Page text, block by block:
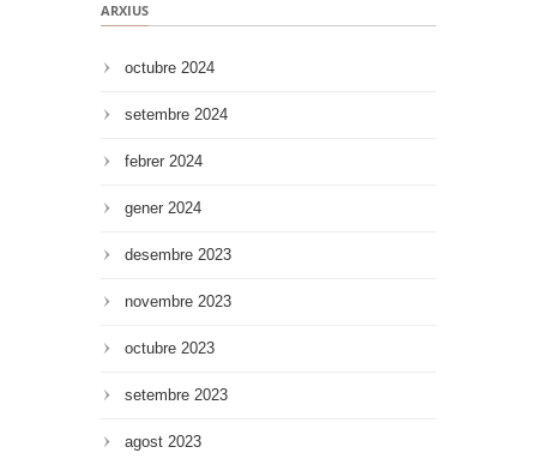
ARXIUS
octubre 2024
setembre 2024
febrer 2024
gener 2024
desembre 2023
novembre 2023
octubre 2023
setembre 2023
agost 2023